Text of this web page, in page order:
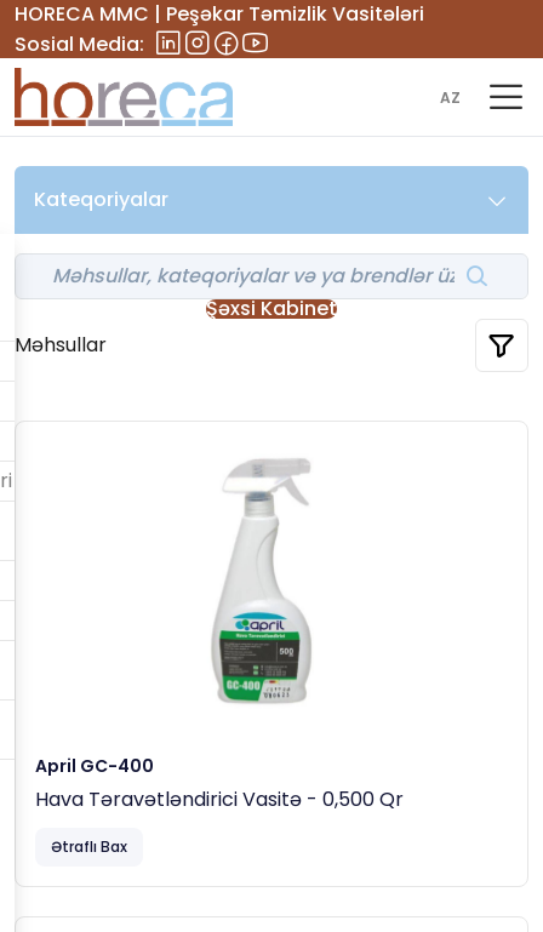
HORECA MMC | Peşəkar Təmizlik Vasitələri
Sosial Media:
AZ
Kateqoriyalar
Şəxsi Kabinet
Məhsullar
April GC-400
Hava Təravətləndirici Vasitə - 0,500 Qr
Ətraflı Bax